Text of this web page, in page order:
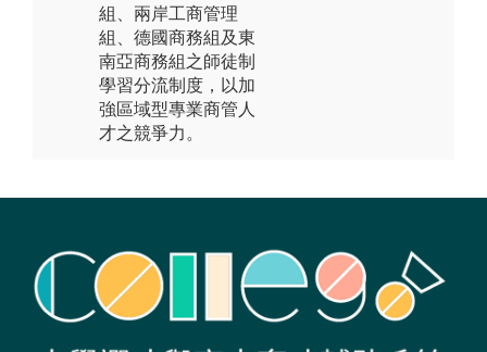
組、兩岸工商管理
組、德國商務組及東
南亞商務組之師徒制
學習分流制度，以加
強區域型專業商管人
才之競爭力。